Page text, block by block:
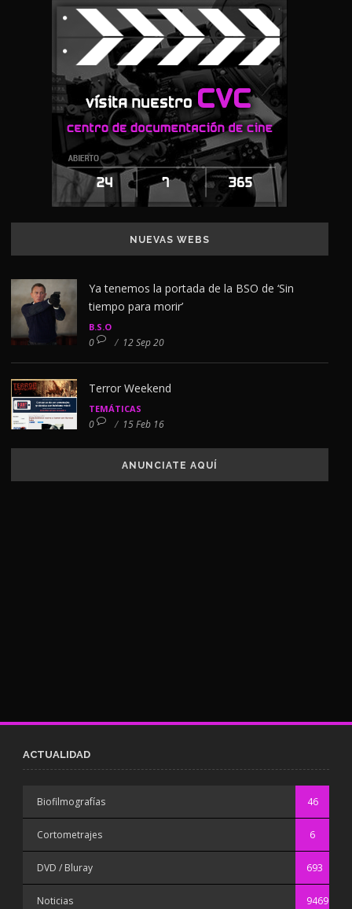
NUEVAS WEBS
Ya tenemos la portada de la BSO de ‘Sin
tiempo para morir’
B.S.O
0 / 12 Sep 20
Terror Weekend
TEMÁTICAS
0 / 15 Feb 16
ANUNCIATE AQUÍ
ACTUALIDAD
Biofilmografías 46
Cortometrajes 6
DVD / Bluray 693
Noticias 9469